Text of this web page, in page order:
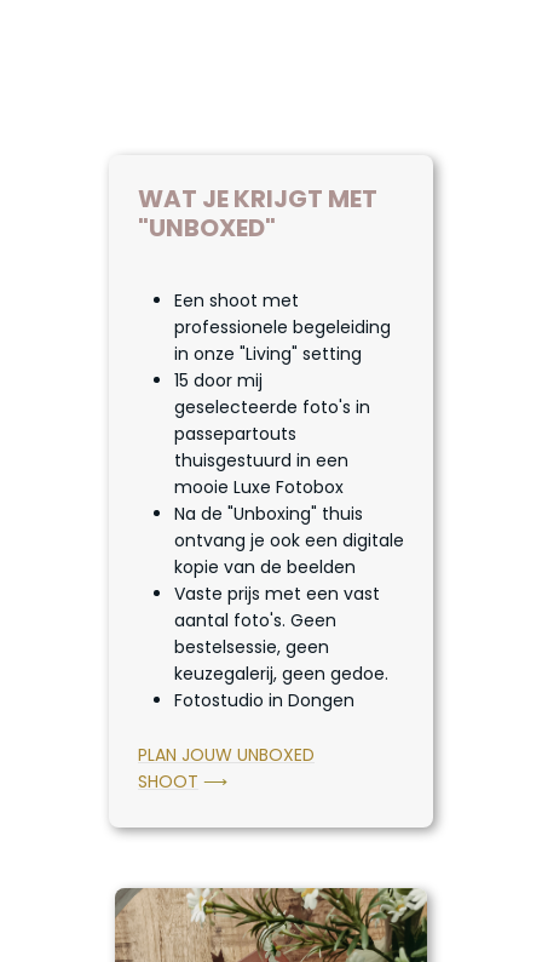
WAT JE KRIJGT MET
"UNBOXED"
Een shoot met
professionele begeleiding
in onze "Living" setting
15 door mij
geselecteerde foto's in
passepartouts
thuisgestuurd in een
mooie Luxe Fotobox
Na de "Unboxing" thuis
ontvang je ook een digitale
kopie van de beelden
Vaste prijs met een vast
aantal foto's. Geen
bestelsessie, geen
keuzegalerij, geen gedoe.
Fotostudio in Dongen
PLAN JOUW UNBOXED
SHOOT ⟶